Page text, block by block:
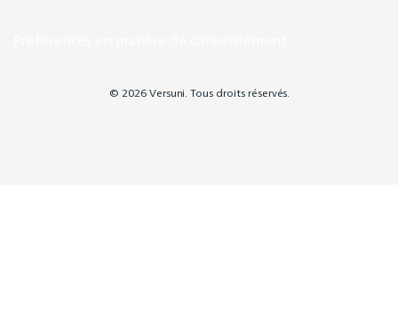
© 2026 Versuni. Tous droits réservés.